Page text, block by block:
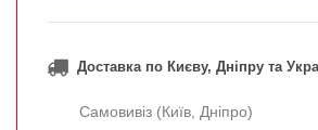
Доставка по Києву, Дніпру та
Самовивіз (Київ, Дніпро)